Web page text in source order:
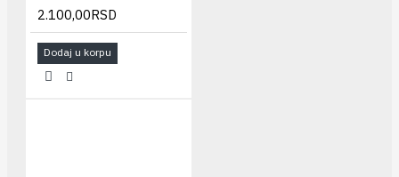
2.100,00RSD
Dodaj u korpu